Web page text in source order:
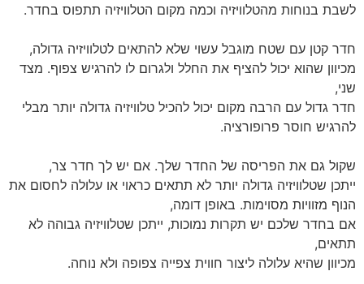
לשבת בנוחות מהטלוויזיה וכמה מקום הטלוויזיה תתפוס בחדר.
חדר קטן עם שטח מוגבל עשוי שלא להתאים לטלוויזיה גדולה,
מכיוון שהוא יכול להציף את החלל ולגרום לו להרגיש צפוף. מצד
שני,
חדר גדול עם הרבה מקום יכול להכיל טלוויזיה גדולה יותר מבלי
להרגיש חוסר פרופורציה.
שקול גם את הפריסה של החדר שלך. אם יש לך חדר צר,
ייתכן שטלוויזיה גדולה יותר לא תתאים כראוי או עלולה לחסום את
הנוף מזוויות מסוימות. באופן דומה,
אם בחדר שלכם יש תקרות נמוכות, ייתכן שטלוויזיה גבוהה לא
תתאים,
מכיוון שהיא עלולה ליצור חווית צפייה צפופה ולא נוחה.